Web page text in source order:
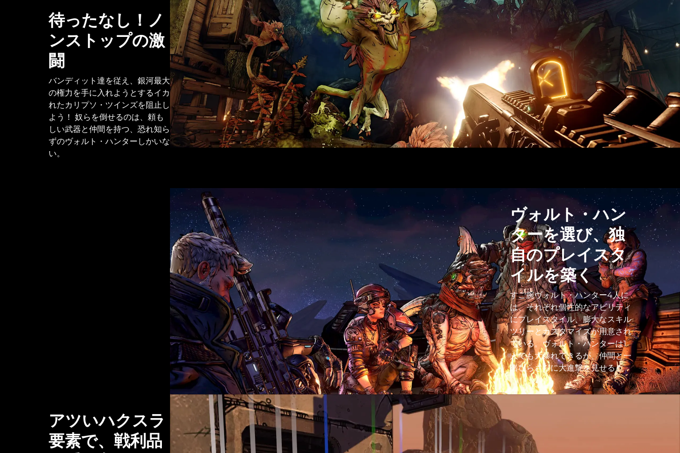
待ったなし！ノ
ンストップの激
闘
バンディット達を従え、銀河最大
の権力を手に入れようとするイカ
れたカリプソ・ツインズを阻止し
よう！ 奴らを倒せるのは、頼も
しい武器と仲間を持つ、恐れ知ら
ずのヴォルト・ハンターしかいな
い。
ヴォルト・ハン
ターを選び、独
自のプレイスタ
イルを築く
すご腕ヴォルト・ハンター4人に
は、それぞれ個性的なアビリティ
にプレイスタイル、膨大なスキル
ツリーとカスタマイズが用意され
ている。ヴォルト・ハンターは1
人でも大暴れできるが、仲間と一
緒ならさらに大進撃を見せる！
アツいハクスラ
要素で、戦利品